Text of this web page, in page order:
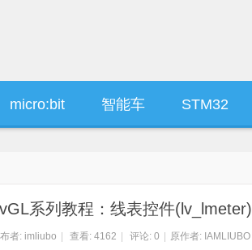
micro:bit 智能车 STM32
系列教程：线表控件(lv_lmeter)
者: imliubo 查看: 4162 评论: 0 原作者: IAMLIUBO